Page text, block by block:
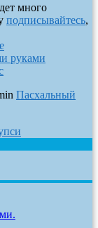
много
подписывайтесь,
руками
Пасхальный